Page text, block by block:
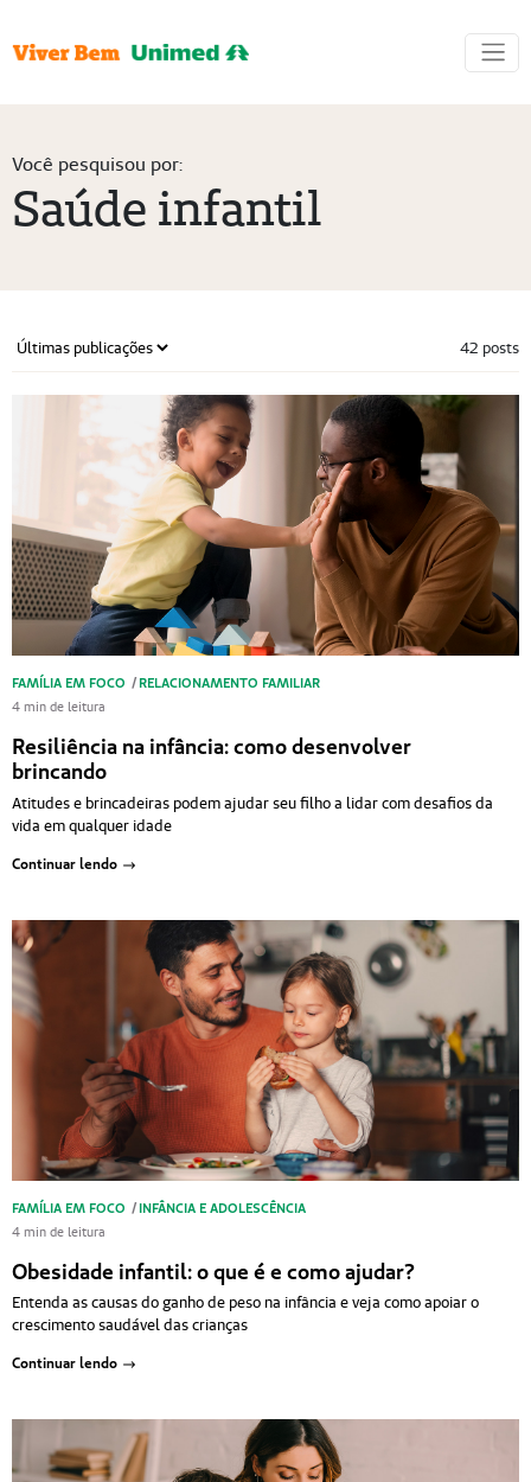
Você pesquisou por:
Saúde infantil
42 posts
FAMÍLIA EM FOCO / RELACIONAMENTO FAMILIAR
4 min de leitura
Resiliência na infância: como desenvolver
brincando
Atitudes e brincadeiras podem ajudar seu filho a lidar com desafios da
vida em qualquer idade
Continuar lendo
FAMÍLIA EM FOCO / INFÂNCIA E ADOLESCÊNCIA
4 min de leitura
Obesidade infantil: o que é e como ajudar?
Entenda as causas do ganho de peso na infância e veja como apoiar o
crescimento saudável das crianças
Continuar lendo